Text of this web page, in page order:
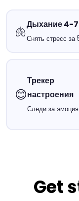
🫁Дыхание 4-
Снять стресс за
😊
Трекер
настроения
Следи за
Get